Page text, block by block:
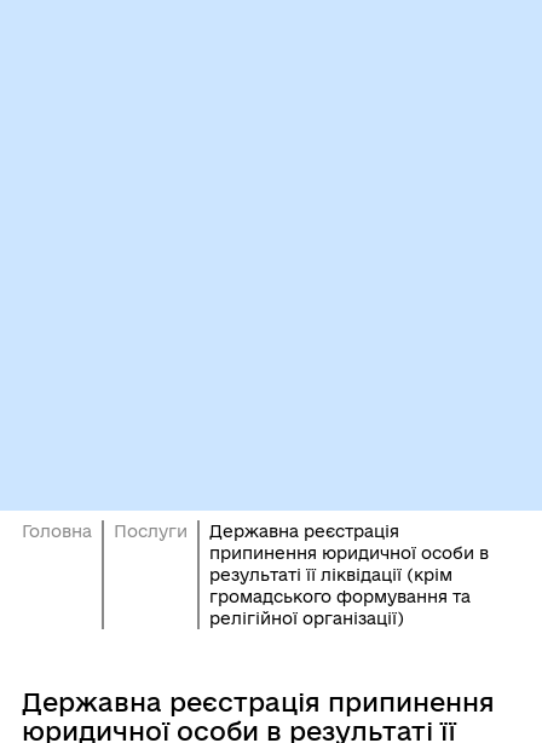
Головна Послуги
Державна реєстрація
припинення юридичної особи в
результаті її ліквідації (крім
громадського формування та
релігійної організації)
Державна реєстрація припинення
юридичної особи в результаті її